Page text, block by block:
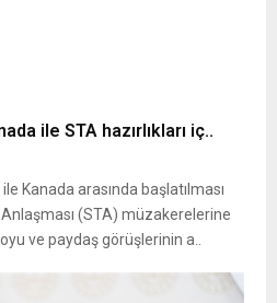
ile STA hazırlıkları iç..
Kanada arasında başlatılması
(STA) müzakerelerine
ve paydaş görüşlerinin a..